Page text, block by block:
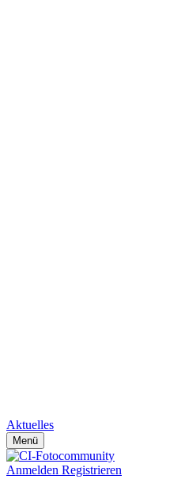
Aktuelles
Menü
Anmelden Registrieren